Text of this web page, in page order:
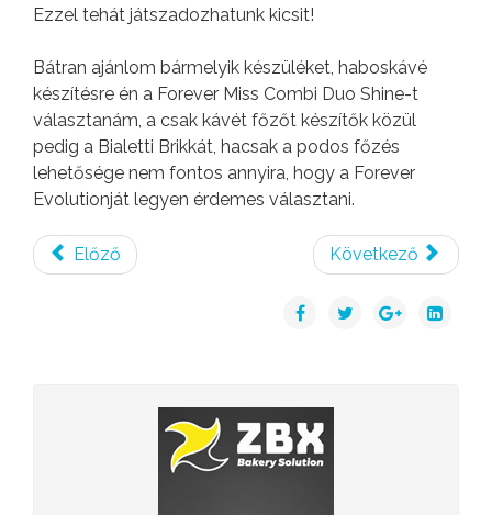
Ezzel tehát játszadozhatunk kicsit!
Bátran ajánlom bármelyik készüléket, haboskávé
készítésre én a Forever Miss Combi Duo Shine-t
választanám, a csak kávét főzőt készítők közül
pedig a Bialetti Brikkát, hacsak a podos főzés
lehetősége nem fontos annyira, hogy a Forever
Evolutionját legyen érdemes választani.
Előző Következő